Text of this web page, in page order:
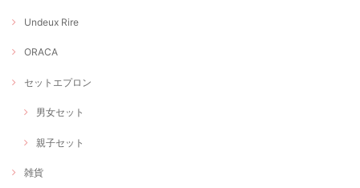
Undeux Rire
ORACA
セットエプロン
男女セット
親子セット
雑貨